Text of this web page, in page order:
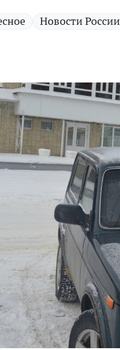
Новости России